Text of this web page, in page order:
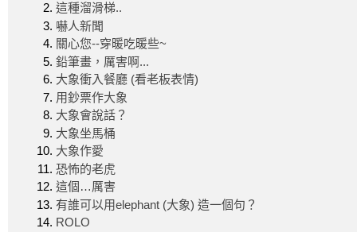
這種溜滑梯..
嚇人新聞
關心您--穿暖吃暖些~
鉛筆畫，厲害啊...
大象衝入餐廳 (看老板表情)
用鈔票作大象
大象會說話？
大象坐馬桶
大象作愛
恐怖的老虎
這個…厲害
有誰可以用elephant (大象) 造一個句？
ROLO